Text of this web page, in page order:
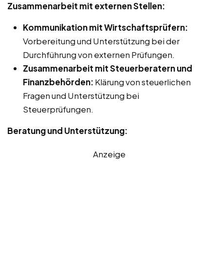
Zusammenarbeit mit externen Stellen:
Kommunikation mit Wirtschaftsprüfern:
Vorbereitung und Unterstützung bei der
Durchführung von externen Prüfungen.
Zusammenarbeit mit Steuerberatern und
Finanzbehörden: Klärung von steuerlichen
Fragen und Unterstützung bei
Steuerprüfungen.
Beratung und Unterstützung:
Anzeige